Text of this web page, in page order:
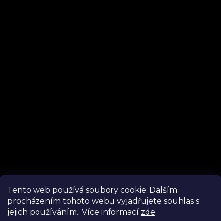
Tento web používá soubory cookie. Dalším
procházením tohoto webu vyjadřujete souhlas s
jejich používáním.. Více informací zde.
Sledovat na Instagramu